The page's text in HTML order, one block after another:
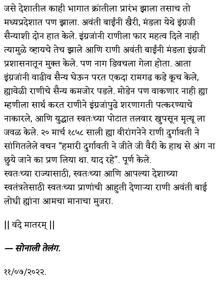
जसे देशातील काही भागात क्रांतीला प्रारंभ झाला तसाच तो
मध्यप्रदेशात पण झाला. अवंती बाईंनी खैरी, मंडला येथे इंग्रजी
सैन्याशी दोन हात केले. इंग्रजांनी राणीला फार महत्व दिले नाही
त्यामुळे व्हायचे तेच झाले आणि राणी अवंती बाईंनी मंडला इंग्रजी
प्रशासनातून मुक्त केले. पण नाग डिवचला गेला होता. आता
इंग्रजांनी वाढीव सैन्य घेऊन परत एकदा रामगढ कडे कूच केले,
ह्यावेळी राणीचे सैन्य कमजोर पडले. मोडेन पण वाकणार नाही ह्या
म्हणीला सार्थ करत राणीने इंग्रजांपुढे शरणागती पत्करण्याचे
नाकारले, आणि युद्धात स्वतःच्या पोटात तलवार खुपसून मृत्यू ला
जवळ केले. २० मार्च १८५८ साली ह्या वीरांगनेने राणी दुर्गावती ने
सांगितलेले वचन “हमारी दुर्गावती ने जीते जी वैरी के हाथ से अंग ना
छुये जाने का प्रण लिया था. याद रहे”. पूर्ण केले.
स्वतःच्या राज्यासाठी, स्वतःच्या आणि आपल्या देशाच्या
स्वतंत्रतेसाठी स्वतःच्या प्राणांची आहुती देणाऱ्या राणी अवंती बाई
लोधी ह्यांना आमचा मानाचा मुजरा.
|| वंदे मातरम् ||
— सोनाली तेलंग.
११/०७/२०२२.